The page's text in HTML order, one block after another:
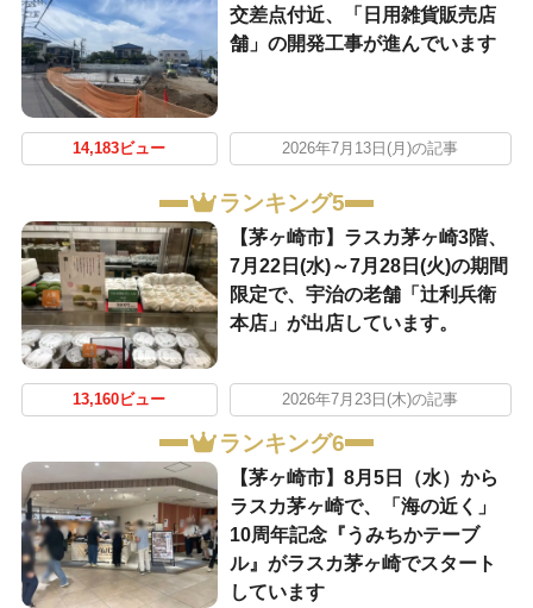
交差点付近、「日用雑貨販売店
舗」の開発工事が進んでいます
14,183ビュー 2026年7月13日(月)の記事
ランキング5
【茅ヶ崎市】ラスカ茅ヶ崎3階、
7月22日(水)～7月28日(火)の期間
限定で、宇治の老舗「辻利兵衛
本店」が出店しています。
13,160ビュー 2026年7月23日(木)の記事
ランキング6
【茅ヶ崎市】8月5日（水）から
ラスカ茅ヶ崎で、「海の近く」
10周年記念『うみちかテーブ
ル』がラスカ茅ヶ崎でスタート
しています